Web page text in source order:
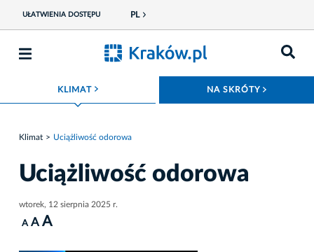
UŁATWIENIA DOSTĘPU PL
KLIMAT ROZWIŃ MENU NA SKRÓTY
Klimat Uciążliwość odorowa
Uciążliwość odorowa
wtorek, 12 sierpnia 2025 r.
A A A